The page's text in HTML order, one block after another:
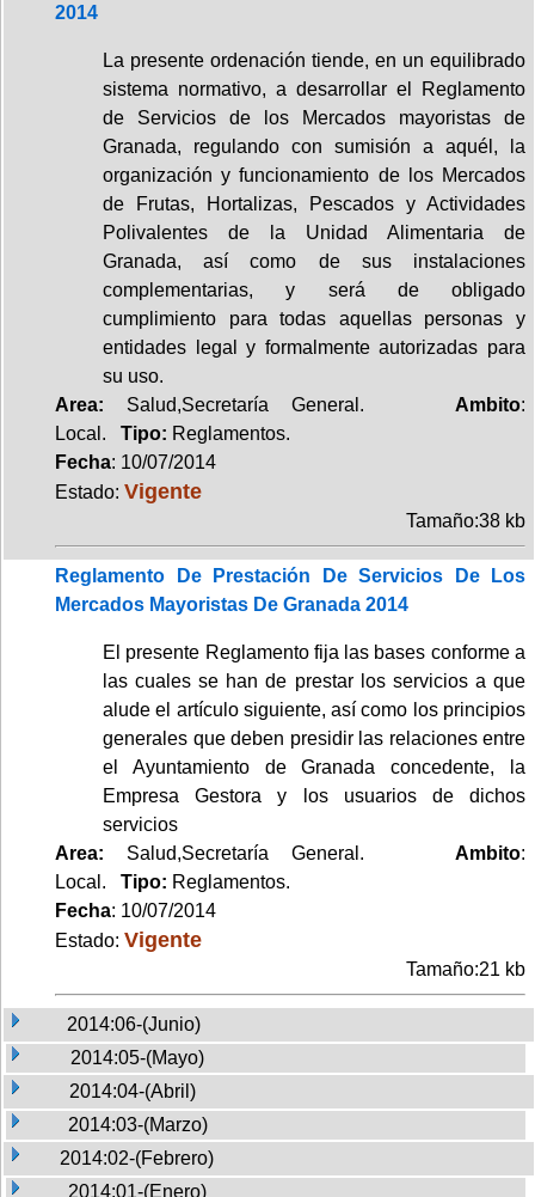
2014
La presente ordenación tiende, en un equilibrado
sistema normativo, a desarrollar el Reglamento
de Servicios de los Mercados mayoristas de
Granada, regulando con sumisión a aquél, la
organización y funcionamiento de los Mercados
de Frutas, Hortalizas, Pescados y Actividades
Polivalentes de la Unidad Alimentaria de
Granada, así como de sus instalaciones
complementarias, y será de obligado
cumplimiento para todas aquellas personas y
entidades legal y formalmente autorizadas para
su uso.
Area: Salud,Secretaría General. Ambito:
Local. Tipo: Reglamentos.
Fecha: 10/07/2014
Estado: Vigente
Tamaño:38 kb
Reglamento De Prestación De Servicios De Los
Mercados Mayoristas De Granada 2014
El presente Reglamento fija las bases conforme a
las cuales se han de prestar los servicios a que
alude el artículo siguiente, así como los principios
generales que deben presidir las relaciones entre
el Ayuntamiento de Granada concedente, la
Empresa Gestora y los usuarios de dichos
servicios
Area: Salud,Secretaría General. Ambito:
Local. Tipo: Reglamentos.
Fecha: 10/07/2014
Estado: Vigente
Tamaño:21 kb
2014:06-(Junio)
2014:05-(Mayo)
2014:04-(Abril)
2014:03-(Marzo)
2014:02-(Febrero)
2014:01-(Enero)